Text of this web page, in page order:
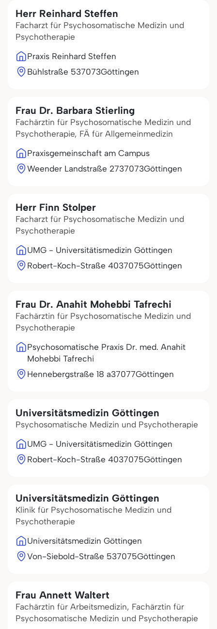
Herr Reinhard Steffen
Facharzt für Psychosomatische Medizin und
Psychotherapie
Praxis Reinhard Steffen
Bühlstraße 537073Göttingen
Frau Dr. Barbara Stierling
Fachärztin für Psychosomatische Medizin und
Psychotherapie, FÄ für Allgemeinmedizin
Praxisgemeinschaft am Campus
Weender Landstraße 2737073Göttingen
Herr Finn Stolper
Facharzt für Psychosomatische Medizin und
Psychotherapie
UMG - Universitätismedizin Göttingen
Robert-Koch-Straße 4037075Göttingen
Frau Dr. Anahit Mohebbi Tafrechi
Fachärztin für Psychosomatische Medizin und
Psychotherapie
Psychosomatische Praxis Dr. med. Anahit
Mohebbi Tafrechi
Hennebergstraße 18 a37077Göttingen
Universitätsmedizin Göttingen
Psychosomatische Medizin und Psychotherapie
UMG - Universitätismedizin Göttingen
Robert-Koch-Straße 4037075Göttingen
Universitätsmedizin Göttingen
Klinik für Psychosomatische Medizin und
Psychotherapie
Universitätsmedizin Göttingen
Von-Siebold-Straße 537075Göttingen
Frau Annett Waltert
Fachärztin für Arbeitsmedizin, Fachärztin für
Psychosomatische Medizin und Psychotherapie